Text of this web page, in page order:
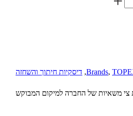
Brands,
, דיסקיות חיתוך והשחזה
צי משאיות של החברה למיקום המבוקש